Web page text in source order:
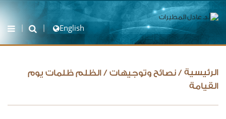
English
الرئيسية / نصائح وتوجيهات / الظلم ظلمات يوم
القيامة